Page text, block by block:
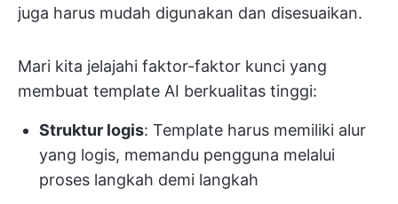
juga harus mudah digunakan dan disesuaikan.
Mari kita jelajahi faktor-faktor kunci yang
membuat template AI berkualitas tinggi:
Struktur logis: Template harus memiliki alur
yang logis, memandu pengguna melalui
proses langkah demi langkah